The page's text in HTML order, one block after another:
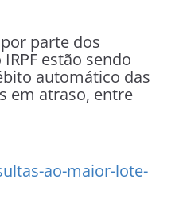
parte dos
estão sendo
automático das
em atraso, entre
ao-maior-lote-